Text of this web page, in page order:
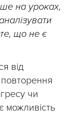
на уроках,
що не є
від
повторення
чи
можливість